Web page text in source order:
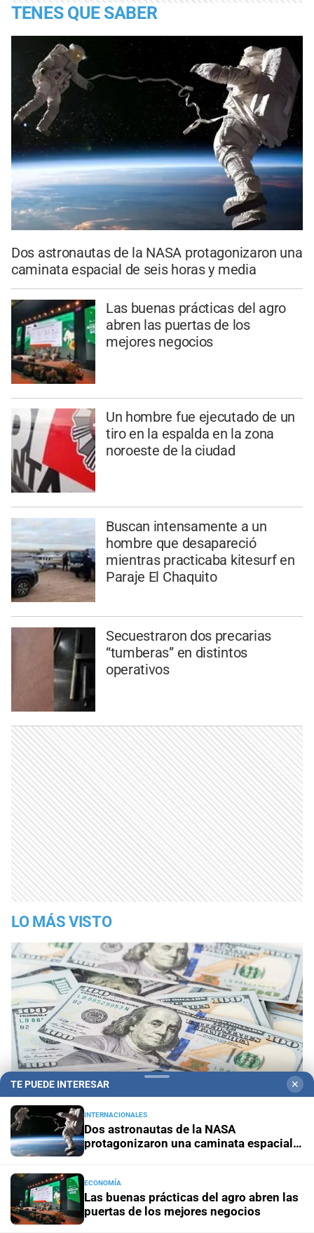
TENES QUE SABER
Dos astronautas de la NASA protagonizaron una
caminata espacial de seis horas y media
Las buenas prácticas del agro
abren las puertas de los
mejores negocios
Un hombre fue ejecutado de un
tiro en la espalda en la zona
noroeste de la ciudad
Buscan intensamente a un
hombre que desapareció
mientras practicaba kitesurf en
Paraje El Chaquito
Secuestraron dos precarias
“tumberas” en distintos
operativos
LO MÁS VISTO
1
En vivo: así cotiza el dólar hoy, jueves 6 de agosto, en
Argentina
2
Zulma Lobato fue encontrada en situación de calle en
Paraná
TE PUEDE INTERESAR ✕
INTERNACIONALES
Dos astronautas de la NASA
protagonizaron una caminata espacial
ECONOMÍA
Las buenas prácticas del agro abren las
puertas de los mejores negocios